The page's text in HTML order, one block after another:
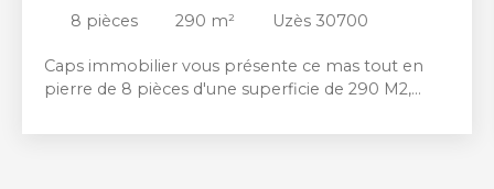
8 pièces 290 m² Uzès 30700
Caps immobilier vous présente ce mas tout en
pierre de 8 pièces d'une superficie de 290 M2,
donnant sur la pièce de vie. Un jardin paysagé de 2